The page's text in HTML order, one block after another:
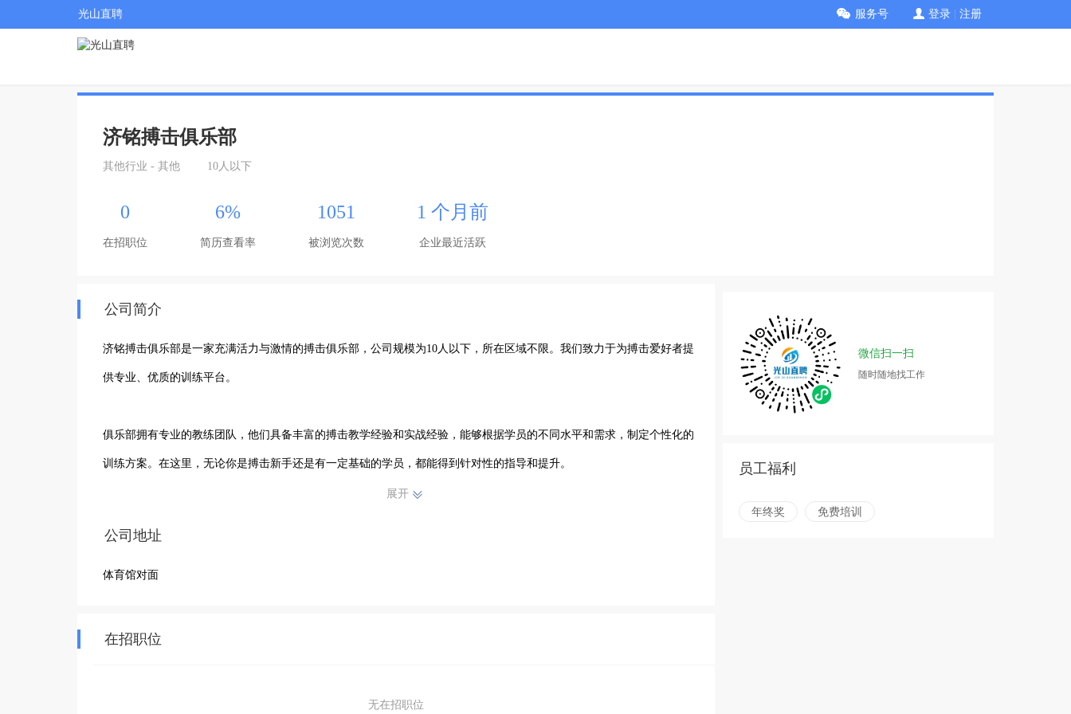
光山直聘 服务号 登录 注册
济铭搏击俱乐部
其他行业 - 其他 10人以下
0
在招职位
6%
简历查看率
1051
被浏览次数
1 个月前
企业最近活跃
公司简介
济铭搏击俱乐部是一家充满活力与激情的搏击俱乐部，公司规模为10人以下，所在区域不限。我们致力于为搏击爱好者提
供专业、优质的训练平台。
俱乐部拥有专业的教练团队，他们具备丰富的搏击教学经验和实战经验，能够根据学员的不同水平和需求，制定个性化的
训练方案。在这里，无论你是搏击新手还是有一定基础的学员，都能得到针对性的指导和提升。
挑战的方式。在这里，你将结识一群志同道合的朋友，共同追逐搏击梦想，释放无限潜能。选择济铭搏击俱乐部，开启你
展开
公司地址
体育馆对面
在招职位
无在招职位
微信扫一扫
随时随地找工作
员工福利
年终奖 免费培训